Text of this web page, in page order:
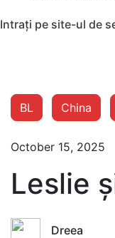
Intrați pe site-ul de
BL China
October 15, 2025
Leslie
Dreea